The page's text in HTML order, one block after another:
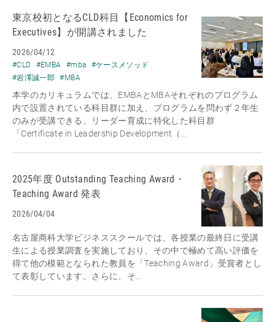
東京校初となるCLD科目【Economics for
Executives】が開講されました
2026/04/12
#CLD #EMBA #mba
#ケースメソッド
#岩澤誠一郎
#MBA
本学のカリキュラムでは、EMBAとMBAそれぞれのプログラム
内で設置されている科目群に加え、プログラムを問わず２年生
のみが受講できる、リーダー育成に特化した科目群
「Certificate in Leadership Development（...
2025年度 Outstanding Teaching Award・
Teaching Award 発表
2026/04/04
名古屋商科大学ビジネススクールでは、各授業の最終日に受講
生による授業調査を実施しており、その中で極めて高い評価を
得て他の模範となられた教員を「Teaching Award」受賞者とし
て表彰しています。さらに、そ...